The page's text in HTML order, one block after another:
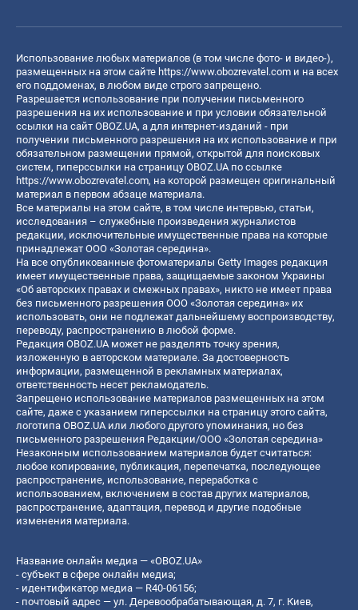
Использование любых материалов (в том числе фото- и видео-),
размещенных на этом сайте https://www.obozrevatel.com и на всех
его поддоменах, в любом виде строго запрещено.
Разрешается использование при получении письменного
разрешения на их использование и при условии обязательной
ссылки на сайт OBOZ.UA, а для интернет-изданий - при
получении письменного разрешения на их использование и при
обязательном размещении прямой, открытой для поисковых
систем, гиперссылки на страницу OBOZ.UA по ссылке
https://www.obozrevatel.com, на которой размещен оригинальный
материал в первом абзаце материала.
Все материалы на этом сайте, в том числе интервью, статьи,
исследования – служебные произведения журналистов
редакции, исключительные имущественные права на которые
принадлежат ООО «Золотая середина».
На все опубликованные фотоматериалы Getty Images редакция
имеет имущественные права, защищаемые законом Украины
«Об авторских правах и смежных правах», никто не имеет права
без письменного разрешения ООО «Золотая середина» их
использовать, они не подлежат дальнейшему воспроизводству,
переводу, распространению в любой форме.
Редакция OBOZ.UA может не разделять точку зрения,
изложенную в авторском материале. За достоверность
информации, размещенной в рекламных материалах,
ответственность несет рекламодатель.
Запрещено использование материалов размещенных на этом
сайте, даже с указанием гиперссылки на страницу этого сайта,
логотипа OBOZ.UA или любого другого упоминания, но без
письменного разрешения Редакции/ООО «Золотая середина»
Незаконным использованием материалов будет считаться:
любое копирование, публикация, перепечатка, последующее
распространение, использование, переработка с
использованием, включением в состав других материалов,
распространение, адаптация, перевод и другие подобные
изменения материала.
Название онлайн медиа — «OBOZ.UA»
- субъект в сфере онлайн медиа;
- идентификатор медиа — R40-06156;
- почтовый адрес — ул. Деревообрабатывающая, д. 7, г. Киев,